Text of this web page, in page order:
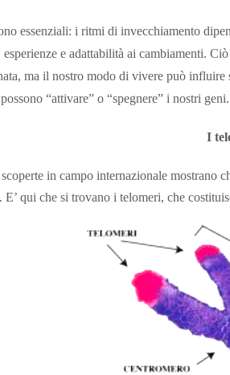
essenziali: i ritmi di invecchiamento
e adattabilità ai cambiamenti.
ma il nostro modo di vivere può
“attivare” o “spegnere” i nostri geni.
I
in campo internazionale mostrano
E’ qui che si trovano i telomeri, che